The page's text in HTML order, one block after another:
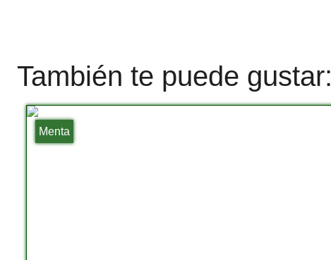
También te puede gustar:
Menta